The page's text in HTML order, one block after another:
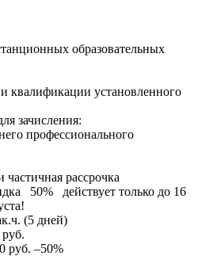
образовательных
квалификации установленного
зачисления:
профессионального
рассрочка
50% действует только до 16
(5 дней)
руб. –50%